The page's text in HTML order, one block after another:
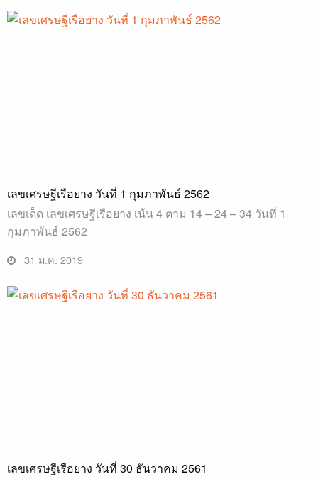
เลขเศรษฐีเรือยาง วันที่ 1 กุมภาพันธ์ 2562
เลขเด็ด เลขเศรษฐีเรือยาง เน้น 4 ตาม 14 – 24 – 34 วันที่ 1
กุมภาพันธ์ 2562
31 ม.ค. 2019
เลขเศรษฐีเรือยาง วันที่ 30 ธันวาคม 2561